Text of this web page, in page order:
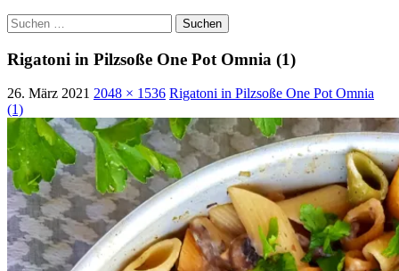
Suchen
nach:
Rigatoni in Pilzsoße One Pot Omnia (1)
26. März 2021 2048 × 1536 Rigatoni in Pilzsoße One Pot Omnia
(1)